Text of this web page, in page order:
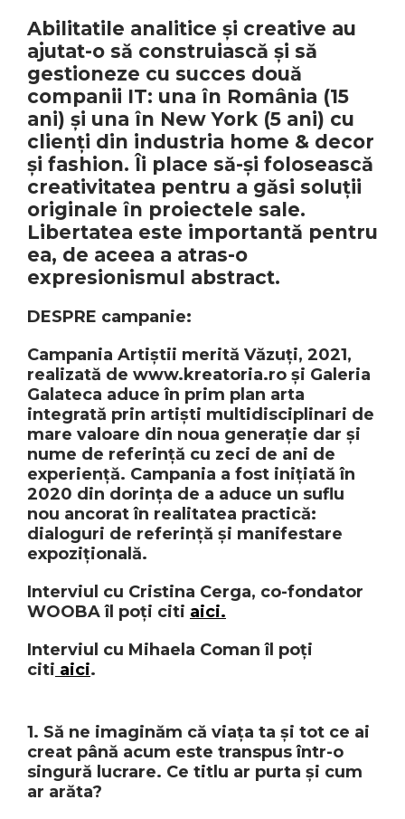
Abilitatile analitice și creative au
ajutat-o să construiască și să
gestioneze cu succes două
companii IT: una în România (15
ani) și una în New York (5 ani) cu
clienți din industria home & decor
și fashion. Îi place să-și folosească
creativitatea pentru a găsi soluții
originale în proiectele sale.
Libertatea este importantă pentru
ea, de aceea a atras-o
expresionismul abstract.
DESPRE campanie:
Campania Artiștii merită Văzuți, 2021,
realizată de www.kreatoria.ro și Galeria
Galateca aduce în prim plan arta
integrată prin artiști multidisciplinari de
mare valoare din noua generație dar și
nume de referință cu zeci de ani de
experiență. Campania a fost inițiată în
2020 din dorința de a aduce un suflu
nou ancorat în realitatea practică:
dialoguri de referință și manifestare
expozițională.
Interviul cu Cristina Cerga, co-fondator
WOOBA îl poți citi aici.
Interviul cu Mihaela Coman îl poți
citi aici.
1. Să ne imaginăm că viața ta și tot ce ai
creat până acum este transpus într-o
singură lucrare. Ce titlu ar purta și cum
ar arăta?